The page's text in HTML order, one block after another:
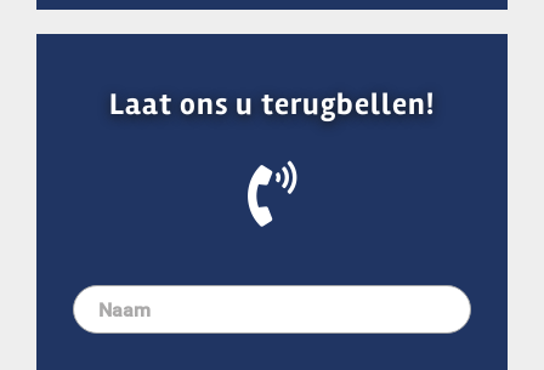
Laat ons u terugbellen!